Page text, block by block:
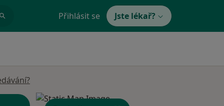
Přihlásit se Jste lékař?